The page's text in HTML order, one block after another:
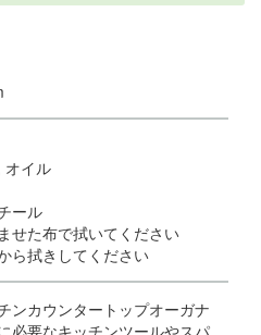
オイル
ール
せた布で拭いてください
ら拭きしてください
ンカウンタートップオーガナ
必要なキッチンツールやスパ